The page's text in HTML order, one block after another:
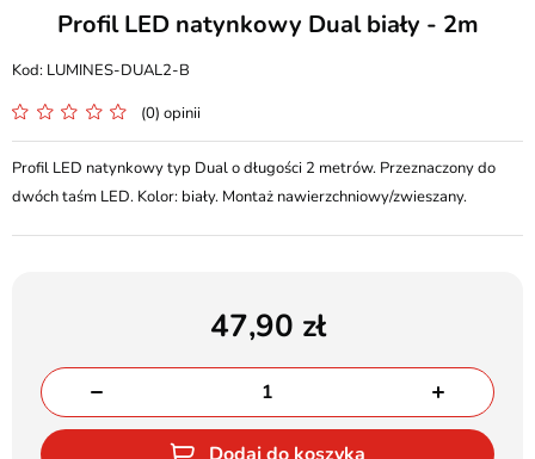
Profil LED natynkowy Dual biały - 2m
LUMINES-DUAL2-B
(0) opinii
Profil LED natynkowy typ Dual o długości 2 metrów. Przeznaczony do
dwóch taśm LED. Kolor: biały. Montaż nawierzchniowy/zwieszany.
47,90